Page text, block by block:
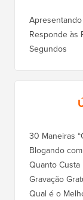
Responde às
Segundos
30 Maneiras
Blogando
Quanto Custa
Gravação
Qual é o